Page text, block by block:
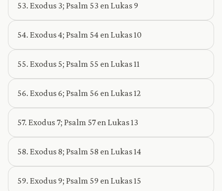
53. Exodus 3; Psalm 53 en Lukas 9
54. Exodus 4; Psalm 54 en Lukas 10
55. Exodus 5; Psalm 55 en Lukas 11
56. Exodus 6; Psalm 56 en Lukas 12
57. Exodus 7; Psalm 57 en Lukas 13
58. Exodus 8; Psalm 58 en Lukas 14
59. Exodus 9; Psalm 59 en Lukas 15